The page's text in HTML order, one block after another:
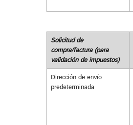
Solicitud de
compra/factura (para
validación de impuestos)
Dirección de envío
predeterminada